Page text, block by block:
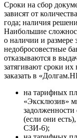
Сроки на сбор
зависят от
года; наличия
Наибольшие
о наличии и размере
недобросовестные
отказываются в
затягивают сроки их
заказать в
на тарифных
«Эксклюзив»
(если они
СЗИ-6);